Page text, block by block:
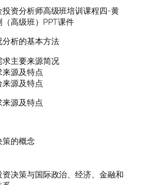
资分析师高级班培训课程四-黄
高级班）PPT课件
析的基本方法
主要来源简况
源及特点
源及特点
源及特点
的概念
决策与国际政治、经济、金融和